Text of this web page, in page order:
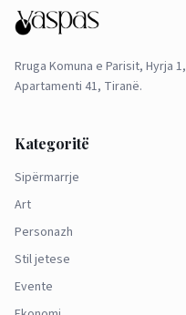
Rruga Komuna e Parisit, Hyrja 1,
Apartamenti 41, Tiranë.
Kategoritë
Sipërmarrje
Art
Personazh
Stil jetese
Evente